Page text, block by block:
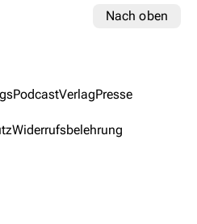
Nach oben
PodcastVerlagPresse
Widerrufsbelehrung